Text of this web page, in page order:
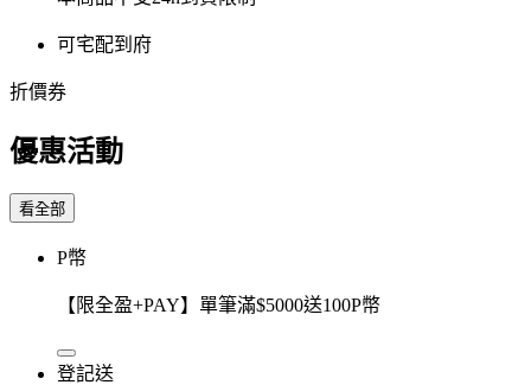
可宅配到府
折價券
優惠活動
看全部
P幣
【限全盈+PAY】單筆滿$5000送100P幣
登記送